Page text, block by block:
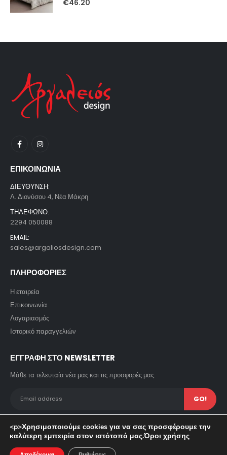
€46.20
ΕΠΙΚΟΙΝΩΝΙΑ
ΔΙΕΥΘΥΝΣΗ:
Λ. Διονύσου 4, Νέα Μάκρη
ΤΗΛΕΦΩΝΟ:
2294 050088
EMAIL:
sales@argaliosdesign.com
ΠΛΗΡΟΦΟΡΙΕΣ
Η εταιρεία
Επικοινωνία
Λογαριασμός
Ιστορικό παραγγελιών
ΕΓΓΡΑΦΗ ΣΤΟ NEWSLETTER
Μάθε τα τελευταία νέα μας και τις προσφορές μας:
© copyright 2023. All Rights Reserved. Powered by Pavla SA.
<p>Χρησιμοποιούμε cookies για να σας προσφέρουμε την
καλύτερη εμπειρία στον ιστότοπό μας.Όροι χρήσης